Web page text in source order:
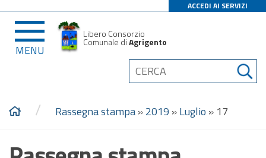
ACCEDI AI SERVIZI
MENU
Libero Consorzio
Comunale diAgrigento
/ Rassegna stampa»2019 »Luglio » 17